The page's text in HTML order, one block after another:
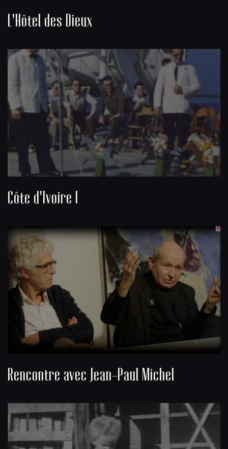
L'Hôtel des Dieux
Côte d'Ivoire I
Rencontre avec Jean-Paul Michel